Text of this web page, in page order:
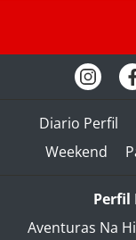
Diario Perfil
Weekend
Perfil
Aventuras Na